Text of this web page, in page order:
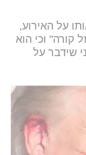
על האירוע,
קורה" וכי הוא
שידבר על